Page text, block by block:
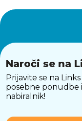
Naroči se na
Prijavite se na
posebne ponudbe
nabiralnik!